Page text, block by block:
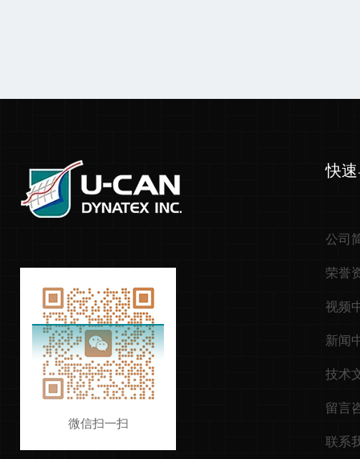
微信扫一扫
快
公司
荣誉
视频
新闻
技术
留言
联系